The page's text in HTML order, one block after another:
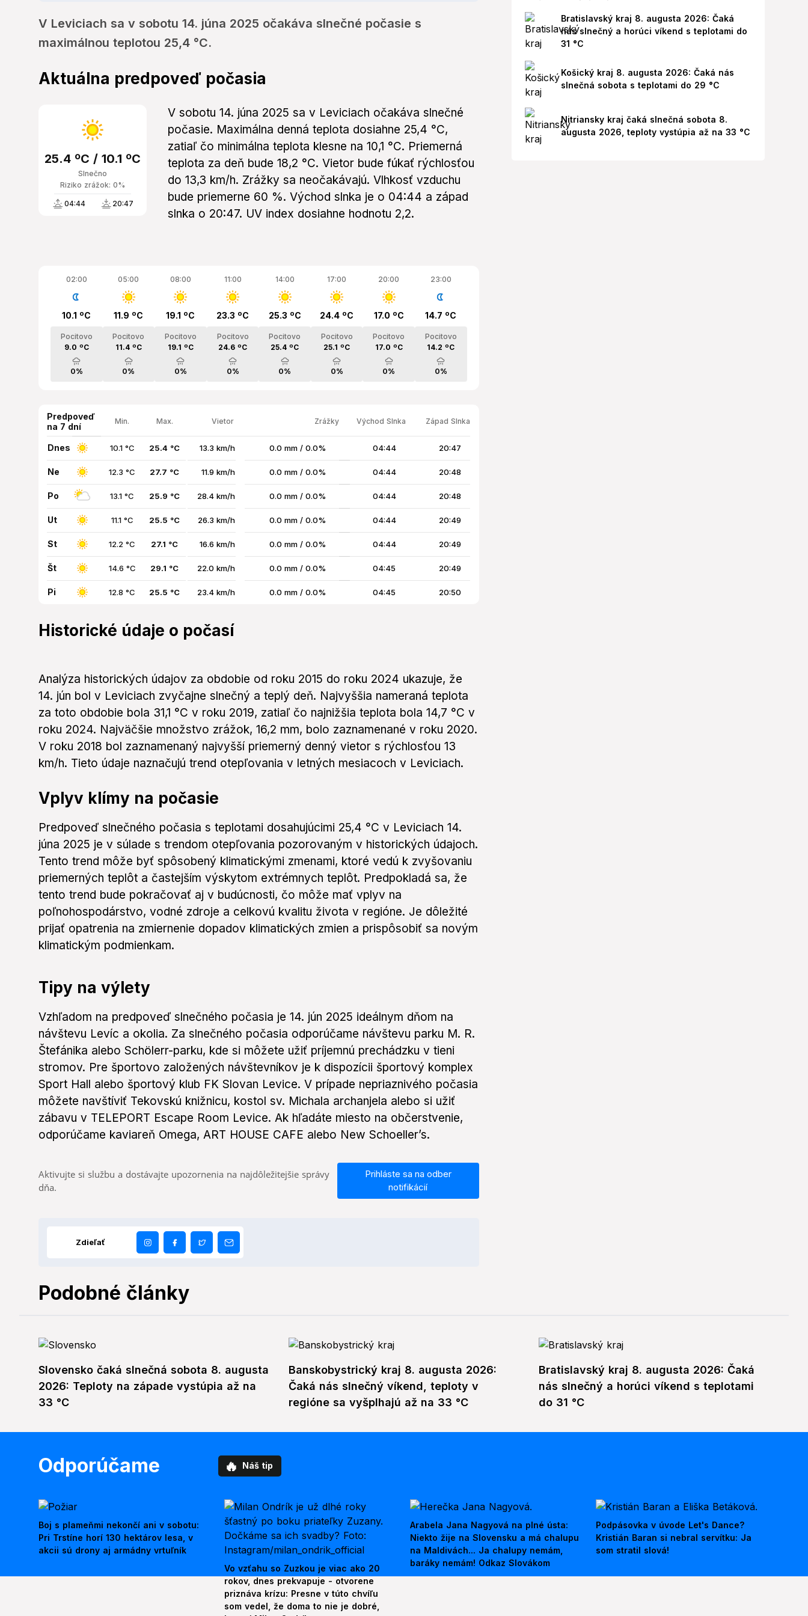
V Leviciach sa v sobotu 14. júna 2025 očakáva slnečné počasie s
maximálnou teplotou 25,4 °C.
Aktuálna predpoveď počasia
Slnečno
25.4 ºC / 10.1 ºC
Riziko zrážok: 0%
04:44 20:47
V sobotu 14. júna 2025 sa v Leviciach očakáva slnečné
počasie. Maximálna denná teplota dosiahne 25,4 °C,
zatiaľ čo minimálna teplota klesne na 10,1 °C. Priemerná
teplota za deň bude 18,2 °C. Vietor bude fúkať rýchlosťou
do 13,3 km/h. Zrážky sa neočakávajú. Vlhkosť vzduchu
bude priemerne 60 %. Východ slnka je o 04:44 a západ
slnka o 20:47. UV index dosiahne hodnotu 2,2.
02:00
10.1 ºC
Pocitovo
9.0 ºC
0%
05:00
11.9 ºC
Pocitovo
11.4 ºC
0%
08:00
19.1 ºC
Pocitovo
19.1 ºC
0%
11:00
23.3 ºC
Pocitovo
24.6 ºC
0%
14:00
25.3 ºC
Pocitovo
25.4 ºC
0%
17:00
24.4 ºC
Pocitovo
25.1 ºC
0%
20:00
17.0 ºC
Pocitovo
17.0 ºC
0%
23:00
14.7 ºC
Pocitovo
14.2 ºC
0%
Predpoveď
na 7 dní
Min. Max. Vietor Zrážky Východ Slnka Západ Slnka
Dnes 10.1 °C 25.4 °C 13.3 km/h 0.0 mm / 0.0% 04:44 20:47
Ne 12.3 °C 27.7 °C 11.9 km/h 0.0 mm / 0.0% 04:44 20:48
Po 13.1 °C 25.9 °C 28.4 km/h 0.0 mm / 0.0% 04:44 20:48
Ut 11.1 °C 25.5 °C 26.3 km/h 0.0 mm / 0.0% 04:44 20:49
St 12.2 °C 27.1 °C 16.6 km/h 0.0 mm / 0.0% 04:44 20:49
Št 14.6 °C 29.1 °C 22.0 km/h 0.0 mm / 0.0% 04:45 20:49
Pi 12.8 °C 25.5 °C 23.4 km/h 0.0 mm / 0.0% 04:45 20:50
Historické údaje o počasí
Analýza historických údajov za obdobie od roku 2015 do roku 2024 ukazuje, že
14. jún bol v Leviciach zvyčajne slnečný a teplý deň. Najvyššia nameraná teplota
za toto obdobie bola 31,1 °C v roku 2019, zatiaľ čo najnižšia teplota bola 14,7 °C v
roku 2024. Najväčšie množstvo zrážok, 16,2 mm, bolo zaznamenané v roku 2020.
V roku 2018 bol zaznamenaný najvyšší priemerný denný vietor s rýchlosťou 13
km/h. Tieto údaje naznačujú trend otepľovania v letných mesiacoch v Leviciach.
Vplyv klímy na počasie
Predpoveď slnečného počasia s teplotami dosahujúcimi 25,4 °C v Leviciach 14.
júna 2025 je v súlade s trendom otepľovania pozorovaným v historických údajoch.
Tento trend môže byť spôsobený klimatickými zmenami, ktoré vedú k zvyšovaniu
priemerných teplôt a častejším výskytom extrémnych teplôt. Predpokladá sa, že
tento trend bude pokračovať aj v budúcnosti, čo môže mať vplyv na
poľnohospodárstvo, vodné zdroje a celkovú kvalitu života v regióne. Je dôležité
prijať opatrenia na zmiernenie dopadov klimatických zmien a prispôsobiť sa novým
klimatickým podmienkam.
Tipy na výlety
Vzhľadom na predpoveď slnečného počasia je 14. jún 2025 ideálnym dňom na
návštevu Levíc a okolia. Za slnečného počasia odporúčame návštevu parku M. R.
Štefánika alebo Schölerr-parku, kde si môžete užiť príjemnú prechádzku v tieni
stromov. Pre športovo založených návštevníkov je k dispozícii športový komplex
Sport Hall alebo športový klub FK Slovan Levice. V prípade nepriaznivého počasia
môžete navštíviť Tekovskú knižnicu, kostol sv. Michala archanjela alebo si užiť
zábavu v TELEPORT Escape Room Levice. Ak hľadáte miesto na občerstvenie,
odporúčame kaviareň Omega, ART HOUSE CAFE alebo New Schoeller’s.
Aktivujte si službu a dostávajte upozornenia na najdôležitejšie správy
dňa.
Prihláste sa na odber
notifikácií
Zdieľať
Bratislavský kraj 8. augusta 2026: Čaká
nás slnečný a horúci víkend s teplotami do
31 °C
Košický kraj 8. augusta 2026: Čaká nás
slnečná sobota s teplotami do 29 °C
Nitriansky kraj čaká slnečná sobota 8.
augusta 2026, teploty vystúpia až na 33 °C
Podobné články
Slovensko čaká slnečná sobota 8. augusta
2026: Teploty na západe vystúpia až na
33 °C
Banskobystrický kraj 8. augusta 2026:
Čaká nás slnečný víkend, teploty v
regióne sa vyšplhajú až na 33 °C
Bratislavský kraj 8. augusta 2026: Čaká
nás slnečný a horúci víkend s teplotami
do 31 °C
Odporúčame 🔥 Náš tip
Boj s plameňmi nekončí ani v sobotu:
Pri Trstíne horí 130 hektárov lesa, v
akcii sú drony aj armádny vrtuľník
Vo vzťahu so Zuzkou je viac ako 20
rokov, dnes prekvapuje - otvorene
priznáva krízu: Presne v túto chvíľu
som vedel, že doma to nie je dobré,
Arabela Jana Nagyová na plné ústa:
Niekto žije na Slovensku a má chalupu
na Maldivách... Ja chalupy nemám,
baráky nemám! Odkaz Slovákom
Podpásovka v úvode Let's Dance?
Kristián Baran si nebral servítku: Ja
som stratil slová!